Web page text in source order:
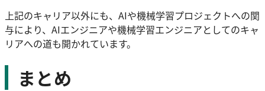
上記のキャリア以外にも、AIや機械学習プロジェクトへの関
与により、AIエンジニアや機械学習エンジニアとしてのキャ
リアへの道も開かれています。
まとめ